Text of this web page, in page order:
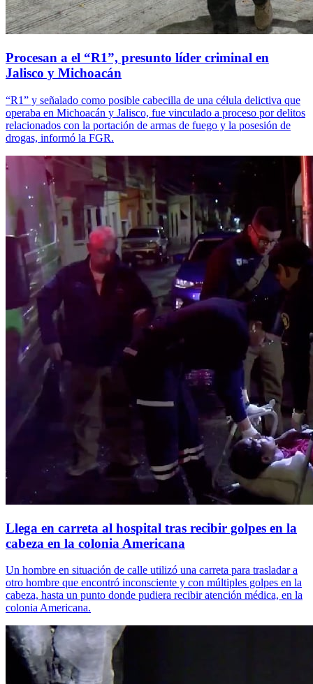
Procesan a el “R1”, presunto líder criminal en
Jalisco y Michoacán
“R1” y señalado como posible cabecilla de una célula delictiva que
operaba en Michoacán y Jalisco, fue vinculado a proceso por delitos
relacionados con la portación de armas de fuego y la posesión de
drogas, informó la FGR.
Llega en carreta al hospital tras recibir golpes en la
cabeza en la colonia Americana
Un hombre en situación de calle utilizó una carreta para trasladar a
otro hombre que encontró inconsciente y con múltiples golpes en la
cabeza, hasta un punto donde pudiera recibir atención médica, en la
colonia Americana.